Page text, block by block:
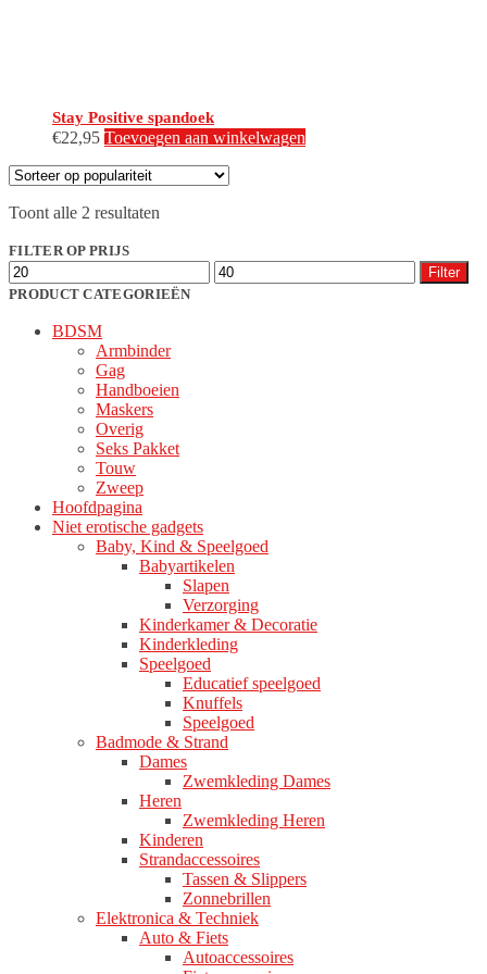
Stay Positive spandoek
€22,95 Toevoegen aan winkelwagen
Toont alle 2 resultaten
FILTER OP PRIJS
Min.
prijs
Max.
prijs
Filter
PRODUCT CATEGORIEËN
BDSM
Armbinder
Gag
Handboeien
Maskers
Overig
Seks Pakket
Touw
Zweep
Hoofdpagina
Niet erotische gadgets
Baby, Kind & Speelgoed
Babyartikelen
Slapen
Verzorging
Kinderkamer & Decoratie
Kinderkleding
Speelgoed
Educatief speelgoed
Knuffels
Speelgoed
Badmode & Strand
Dames
Zwemkleding Dames
Heren
Zwemkleding Heren
Kinderen
Strandaccessoires
Tassen & Slippers
Zonnebrillen
Elektronica & Techniek
Auto & Fiets
Autoaccessoires